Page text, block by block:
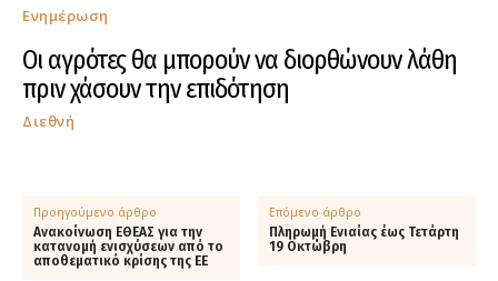
Ενημέρωση
Οι αγρότες θα μπορούν να διορθώνουν λάθη
πριν χάσουν την επιδότηση
Διεθνή
Προηγούμενο άρθρο
Ανακοίνωση ΕΘΕΑΣ για την
κατανομή ενισχύσεων από το
αποθεματικό κρίσης της ΕΕ
Επόμενο άρθρο
Πληρωμή Ενιαίας έως Τετάρτη
19 Οκτώβρη